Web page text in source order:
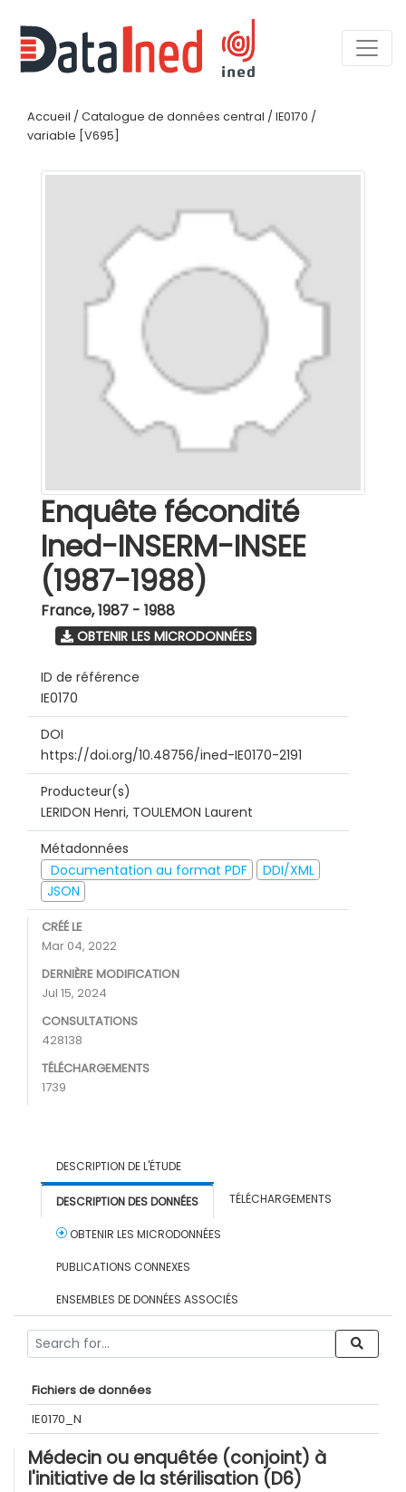
Accueil / Catalogue de données central / IE0170 /
variable [V695]
Enquête fécondité
Ined-INSERM-INSEE
(1987-1988)
France,1987 - 1988
OBTENIR LES MICRODONNÉES
ID de référence
IE0170
DOI
https://doi.org/10.48756/ined-IE0170-2191
Producteur(s)
LERIDON Henri, TOULEMON Laurent
Métadonnées
Documentation au format PDF
DDI/XML
JSON
CRÉÉ LE
Mar 04, 2022
DERNIÈRE MODIFICATION
Jul 15, 2024
CONSULTATIONS
428138
TÉLÉCHARGEMENTS
1739
DESCRIPTION DE L'ÉTUDE
DESCRIPTION DES DONNÉES TÉLÉCHARGEMENTS
OBTENIR LES MICRODONNÉES
PUBLICATIONS CONNEXES
ENSEMBLES DE DONNÉES ASSOCIÉS
Fichiers de données
IE0170_N
Médecin ou enquêtée (conjoint) à
l'initiative de la stérilisation (D6)